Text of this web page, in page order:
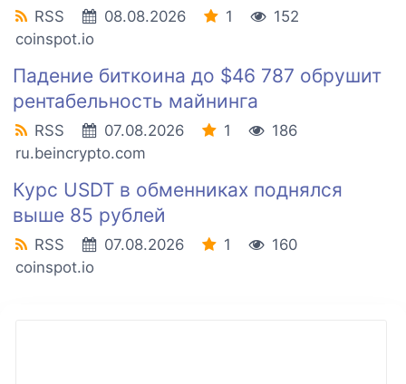
RSS 08.08.2026 1
152
coinspot.io
Падение биткоина до $46 787 обрушит
рентабельность майнинга
RSS 07.08.2026 1
186
ru.beincrypto.com
Курс USDT в обменниках поднялся
выше 85 рублей
RSS 07.08.2026 1
160
coinspot.io